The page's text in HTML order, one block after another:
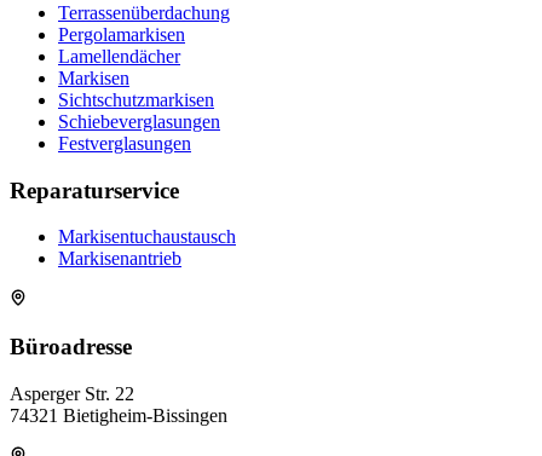
Terrassenüberdachung
Pergolamarkisen
Lamellendächer
Markisen
Sichtschutzmarkisen
Schiebeverglasungen
Festverglasungen
Reparaturservice
Markisentuchaustausch
Markisenantrieb
Büroadresse
Asperger Str. 22
74321 Bietigheim-Bissingen